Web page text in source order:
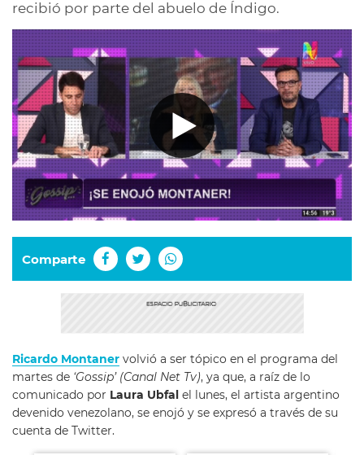
recibió por parte del abuelo de Índigo.
Comparte
Ricardo Montaner volvió a ser tópico en el programa del
martes de ‘Gossip’ (Canal Net Tv), ya que, a raíz de lo
comunicado por Laura Ubfal el lunes, el artista argentino
devenido venezolano, se enojó y se expresó a través de su
cuenta de Twitter.